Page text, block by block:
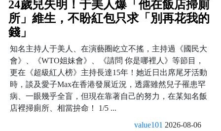
24歲兒失明！于美人爆「他在飯店掃廁
所」維生，不盼紅包只求「別再花我的
錢」
知名主持人于美人、在演藝圈屹立不搖，主持過《國民大
會》、《WTO姐妹會》、《請問 你是哪裡人》等節目，
更在《超級紅人榜》主持長達15年！她近日出席尾牙活動
時，談及愛子Max在香港發展近況，透露雖然兒子罹患罕
病、一眼幾乎全盲，但現在靠著自己的努力，在某知名飯
店裡掃廁所、相當拚命！ 1/5 ...
value101 2026-08-06